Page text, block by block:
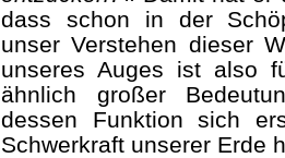
dass schon in der
unser Verstehen dieser
unseres Auges ist also
ähnlich großer
dessen Funktion sich
Schwerkraft unserer Erde